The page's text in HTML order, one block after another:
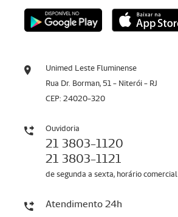
Unimed Leste Fluminense
Rua Dr. Borman, 51 - Niterói - RJ
CEP: 24020-320
Ouvidoria
21 3803-1120
21 3803-1121
de segunda a sexta, horário comercial
Atendimento 24h